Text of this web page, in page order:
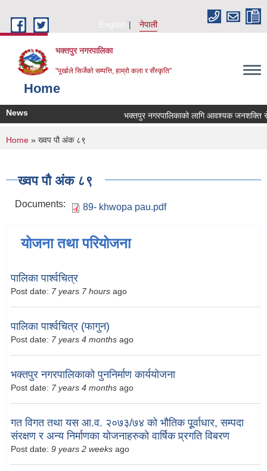
English
नेपाली
भक्तपुर नगरपालिका
"पूर्खाले सिर्जेको सम्पत्ति, हाम्रो कला र सँस्कृति"
Home
News भक्तपुर नगरपालिकाको लागि आवश्यक जनशक्ति
You are here
Home » ख्वप पौ अंक ८९
ख्वप पौ अंक ८९
Documents: 89- khwopa pau.pdf
योजना तथा परियोजना
पालिका पार्श्वचित्र
Post date: 7 years 7 hours ago
पालिका पार्श्वचित्र (फागुन)
Post date: 7 years 4 months ago
भक्तपुर नगरपालिकाको पुननिर्माण कार्ययोजना
Post date: 7 years 4 months ago
गत विगत तथा यस आ.व. २०७३/७४ को भौतिक पूूर्वाधार, सम्पदा
संरक्षण र अन्य निर्माणका योजनाहरुको वार्षिक प्र्रगति विबरण
Post date: 9 years 2 weeks ago